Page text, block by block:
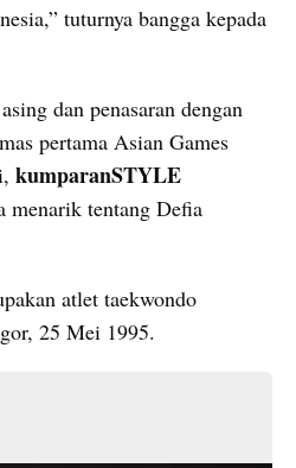
tuturnya bangga kepada
dan penasaran dengan
pertama Asian Games
kumparanSTYLE
menarik tentang Defia
atlet taekwondo
25 Mei 1995.